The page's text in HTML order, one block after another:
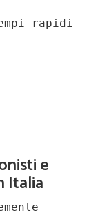
rapidi
e
Italia